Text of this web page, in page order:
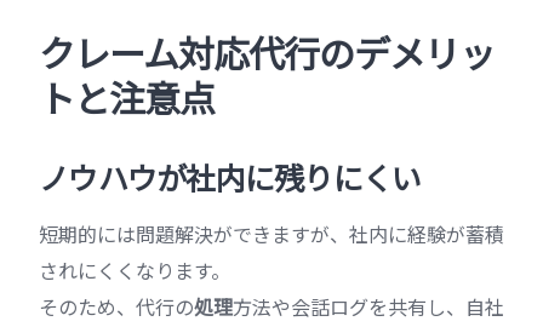
クレーム対応代行のデメリッ
トと注意点
ノウハウが社内に残りにくい
短期的には問題解決ができますが、社内に経験が蓄積
されにくくなります。
そのため、代行の処理方法や会話ログを共有し、自社